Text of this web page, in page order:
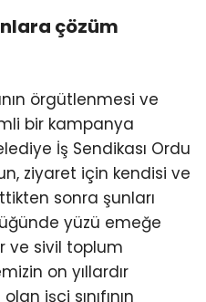
çözüm
örgütlenmesi ve
bir kampanya
İş Sendikası Ordu
ziyaret için kendisi ve
sonra şunları
yüzü emeğe
ve sivil toplum
on yıllardır
işçi sınıfının